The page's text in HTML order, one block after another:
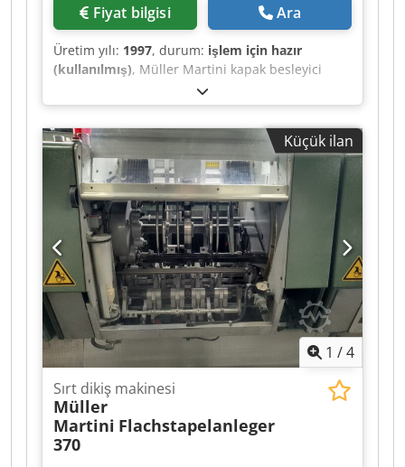
Fiyat bilgisi Ara
Üretim yılı: 1997, durum: işlem için hazır
(kullanılmış), Müller Martini kapak besleyici
1528, üretim yılı 1997 Dodpfowvmqbsx Ah Ieck
Küçük ilan
1 /4
Sırt dikiş makinesi
Müller
Martini Flachstapelanleger
370